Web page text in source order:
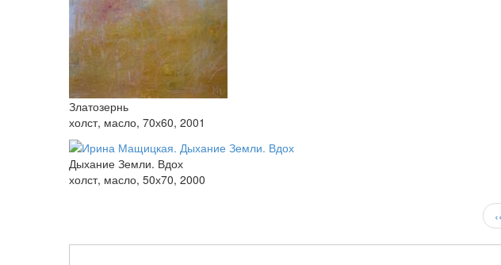
Златозернь
холст, масло, 70х60, 2001
Дыхание Земли. Вдох
холст, масло, 50х70, 2000
‹‹